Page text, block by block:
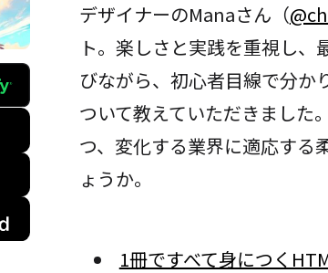
デザイナーのManaさん（
ト。楽しさと実践を重視し、
びながら、初心者目線で分か
ついて教えていただきました
つ、変化する業界に適応する
ょうか。
1冊ですべて身につく